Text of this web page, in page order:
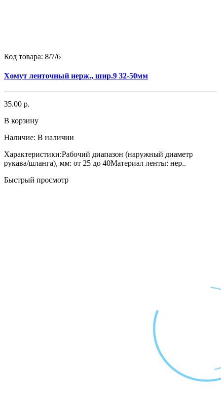
Код товара: 8/7/6
Хомут ленточный нерж., шир.9 32-50мм
35.00 р.
В корзину
Наличие: В наличии
Характеристики:Рабочий диапазон (наружный диаметр
рукава/шланга), мм: от 25 до 40Материал ленты: нер..
Быстрый просмотр